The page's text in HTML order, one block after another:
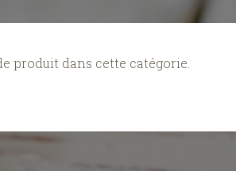
produit dans cette catégorie.